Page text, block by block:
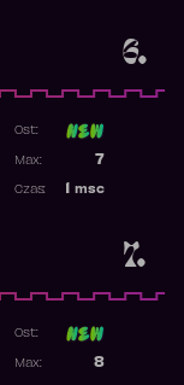
6.
7.
Ost:
7
Max:
msc
Czas:
Ost:
8
Max: